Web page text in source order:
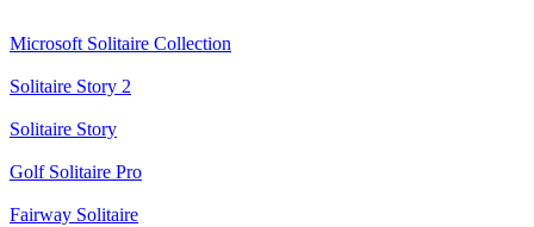
Microsoft Solitaire Collection
Solitaire Story 2
Solitaire Story
Golf Solitaire Pro
Fairway Solitaire